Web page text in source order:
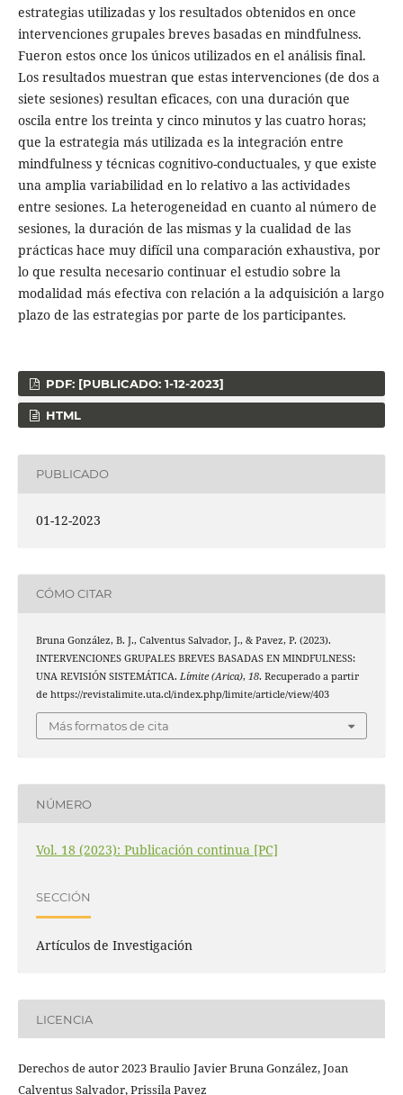
estrategias utilizadas y los resultados obtenidos en once
intervenciones grupales breves basadas en mindfulness.
Fueron estos once los únicos utilizados en el análisis final.
Los resultados muestran que estas intervenciones (de dos a
siete sesiones) resultan eficaces, con una duración que
oscila entre los treinta y cinco minutos y las cuatro horas;
que la estrategia más utilizada es la integración entre
mindfulness y técnicas cognitivo-conductuales, y que existe
una amplia variabilidad en lo relativo a las actividades
entre sesiones. La heterogeneidad en cuanto al número de
sesiones, la duración de las mismas y la cualidad de las
prácticas hace muy difícil una comparación exhaustiva, por
lo que resulta necesario continuar el estudio sobre la
modalidad más efectiva con relación a la adquisición a largo
plazo de las estrategias por parte de los participantes.
PDF: [PUBLICADO: 1-12-2023]
HTML
PUBLICADO
01-12-2023
CÓMO CITAR
Bruna González, B. J., Calventus Salvador, J., & Pavez, P. (2023).
INTERVENCIONES GRUPALES BREVES BASADAS EN MINDFULNESS:
UNA REVISIÓN SISTEMÁTICA. Límite (Arica), 18. Recuperado a partir
de https://revistalimite.uta.cl/index.php/limite/article/view/403
Más formatos de cita
NÚMERO
Vol. 18 (2023): Publicación continua [PC]
SECCIÓN
Artículos de Investigación
LICENCIA
Derechos de autor 2023 Braulio Javier Bruna González, Joan
Calventus Salvador, Prissila Pavez